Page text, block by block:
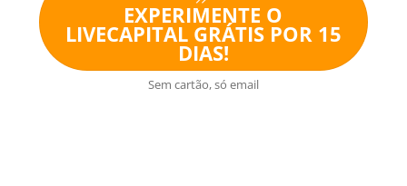
EXPERIMENTE O
LIVECAPITAL GRÁTIS POR 15
DIAS!
Sem cartão, só email